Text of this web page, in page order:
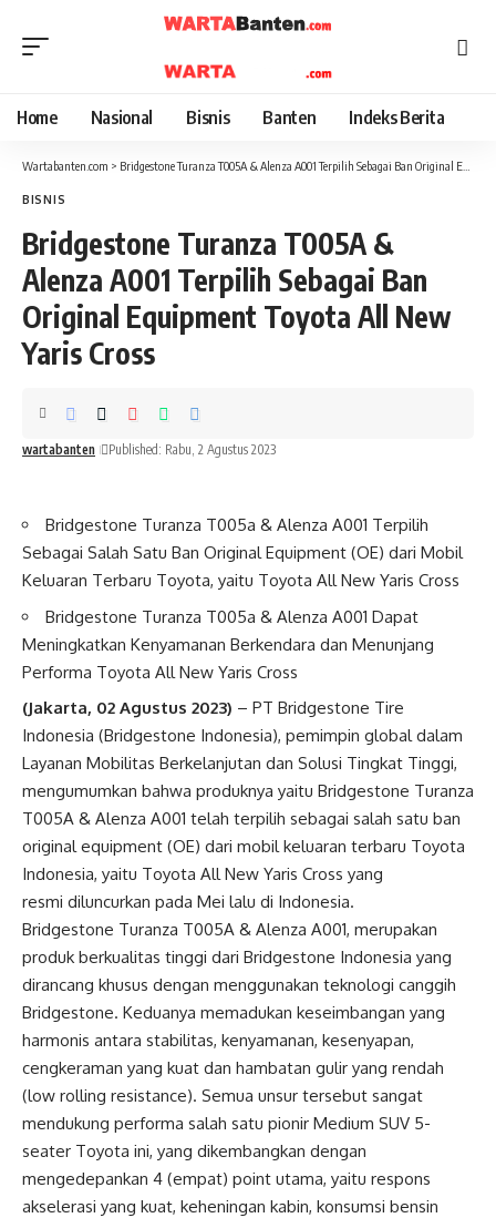
Home Nasional Bisnis Banten Indeks Berita
Wartabanten.com > Bridgestone Turanza T005A & Alenza A001 Terpilih Sebagai Ban Original Equipment Toyota All New Yaris Cross
BISNIS
Bridgestone Turanza T005A &
Alenza A001 Terpilih Sebagai Ban
Original Equipment Toyota All New
Yaris Cross
wartabanten Published: Rabu, 2 Agustus 2023
Bridgestone Turanza T005a & Alenza A001 Terpilih
Sebagai Salah Satu Ban Original Equipment (OE) dari Mobil
Keluaran Terbaru Toyota, yaitu Toyota All New Yaris Cross
Bridgestone Turanza T005a & Alenza A001 Dapat
Meningkatkan Kenyamanan Berkendara dan Menunjang
Performa Toyota All New Yaris Cross
(Jakarta, 02 Agustus 2023) – PT Bridgestone Tire
Indonesia (Bridgestone Indonesia), pemimpin global dalam
Layanan Mobilitas Berkelanjutan dan Solusi Tingkat Tinggi,
mengumumkan bahwa produknya yaitu Bridgestone Turanza
T005A & Alenza A001 telah terpilih sebagai salah satu ban
original equipment (OE) dari mobil keluaran terbaru Toyota
Indonesia, yaitu Toyota All New Yaris Cross yang
resmi diluncurkan pada Mei lalu di Indonesia.
Bridgestone Turanza T005A & Alenza A001, merupakan
produk berkualitas tinggi dari Bridgestone Indonesia yang
dirancang khusus dengan menggunakan teknologi canggih
Bridgestone. Keduanya memadukan keseimbangan yang
harmonis antara stabilitas, kenyamanan, kesenyapan,
cengkeraman yang kuat dan hambatan gulir yang rendah
(low rolling resistance). Semua unsur tersebut sangat
mendukung performa salah satu pionir Medium SUV 5-
seater Toyota ini, yang dikembangkan dengan
mengedepankan 4 (empat) point utama, yaitu respons
akselerasi yang kuat, keheningan kabin, konsumsi bensin